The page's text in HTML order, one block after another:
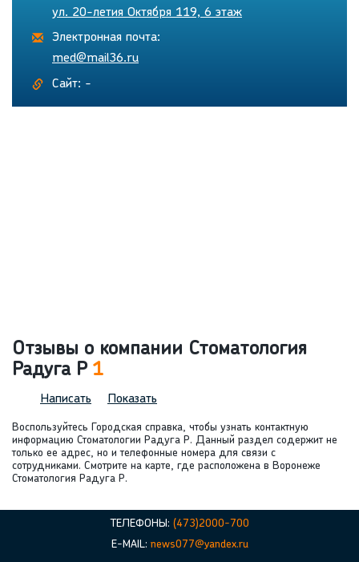
ул. 20-летия Октября 119, 6 этаж
Электронная почта:
med@mail36.ru
Сайт: -
Отзывы о компании Стоматология
Радуга Р 1
Написать Показать
Воспользуйтесь Городская справка, чтобы узнать контактную
информацию Стоматологии Радуга Р. Данный раздел содержит не
только ее адрес, но и телефонные номера для связи с
сотрудниками. Смотрите на карте, где расположена в Воронеже
Стоматология Радуга Р.
ТЕЛЕФОНЫ: (473)2000-700
E-MAIL: news077@yandex.ru